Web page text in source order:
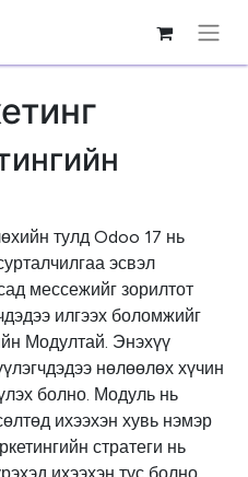
тулд Odoo 17 нь
эсвэл
мессежийг зорилтот
илгээх боломжийг
Модултай. Энэхүү
нөлөөлөх хүчин
болно. Модуль нь
ихээхэн хувь нэмэр
стратеги нь